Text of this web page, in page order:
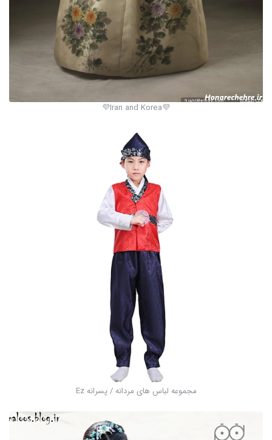
💜Iran and Korea💜
مجموعه لباس های مردانه / پسرانه Ez